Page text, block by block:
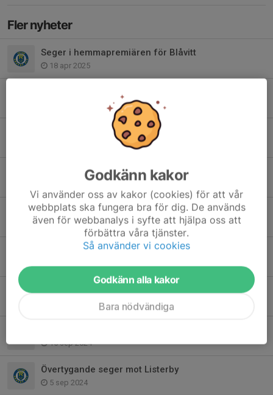
Fler nyheter
Seger i hemmapremiären för Blåvitt
18 apr 2025
Misstag kostade tre poäng i premiären
Seger, serieseger, segerfest och storpublik
Storseger mot Märserum ger rafflande avslutning
4 okt 2024
Studs tillbaka och tre poäng på kontot
25 sep 2024
Tung eftermiddag i Jämshög
15 sep 2024
Övertygande seger mot Listerby
5 sep 2024
Godkänn kakor
Vi använder oss av kakor (cookies) för att vår
webbplats ska fungera bra för dig. De används
även för webbanalys i syfte att hjälpa oss att
förbättra våra tjänster.
Så använder vi cookies
Godkänn alla kakor
Bara nödvändiga